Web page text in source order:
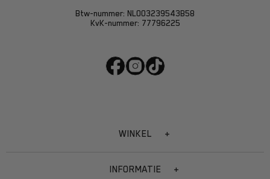
Btw-nummer: NL003239543B58
KvK-nummer: 77796225
WINKEL
INFORMATIE